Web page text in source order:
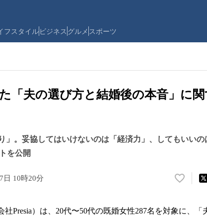
フスタイルビジネス グルメ スポーツ
「夫の選び方と結婚後の本音」に
」。妥協してはいけないのは「経済力」、してもいいの
を公開
日 10時20分
い
！
社Presia）は、20代〜50代の既婚女性287名を対象に、